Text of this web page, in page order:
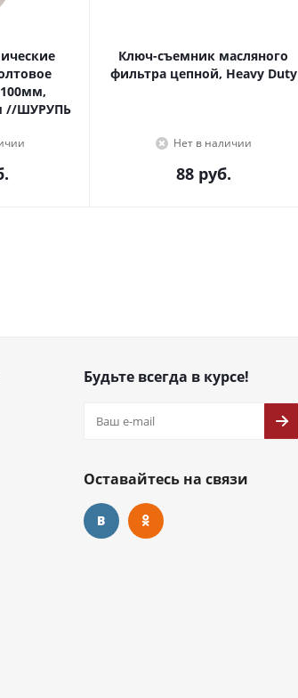
//ШУРУПЬ
Ключ-съемник масляного
фильтра цепной, Heavy Duty
Нет в наличии
88руб.
Будьте всегда в курсе!
Оставайтесь на связи